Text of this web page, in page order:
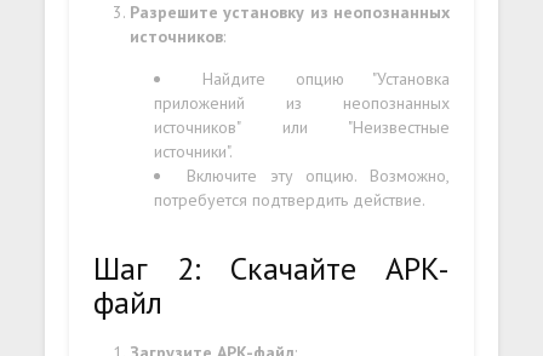
Разрешите установку из неопознанных
источников:
Найдите опцию "Установка
приложений из неопознанных
источников" или "Неизвестные
источники".
Включите эту опцию. Возможно,
потребуется подтвердить действие.
Шаг 2: Скачайте APK-
файл